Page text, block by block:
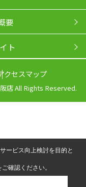
要
ト
クセスマップ
店 All Rights Reserved.
ービス向上検討を目的と
ご確認ください。